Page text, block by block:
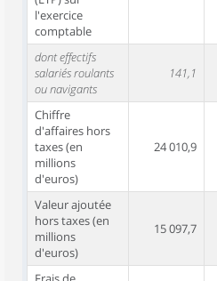
l'exercice
comptable
dont effectifs
salariés roulants
ou navigants
141,1
Chiffre
d'affaires hors
taxes (en
millions
d'euros)
24 010,9
Valeur ajoutée
hors taxes (en
millions
d'euros)
15 097,7